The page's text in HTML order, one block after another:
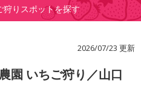
狩りスポットを探す
2026/07/23 更新
園 いちご狩り／山口